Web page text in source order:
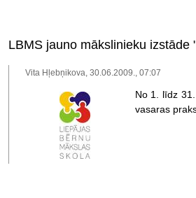
LBMS jauno mākslinieku izstāde
Vita Hļebņikova, 30.06.2009., 07:07
No 1. līdz
vasaras